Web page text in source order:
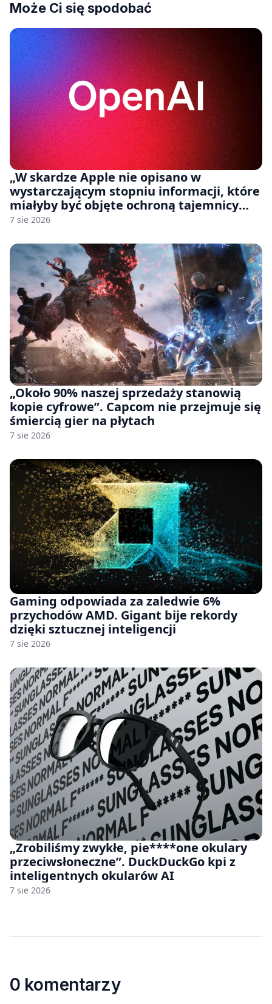
Może Ci się spodobać
„W skardze Apple nie opisano w
wystarczającym stopniu informacji, które
miałyby być objęte ochroną tajemnicy
handlowej”. OpenAI żąda odrzucenia
7 sie 2026
„Około 90% naszej sprzedaży stanowią
kopie cyfrowe”. Capcom nie przejmuje się
śmiercią gier na płytach
7 sie 2026
Gaming odpowiada za zaledwie 6%
przychodów AMD. Gigant bije rekordy
dzięki sztucznej inteligencji
7 sie 2026
„Zrobiliśmy zwykłe, pie****one okulary
przeciwsłoneczne”. DuckDuckGo kpi z
inteligentnych okularów AI
7 sie 2026
0 komentarzy